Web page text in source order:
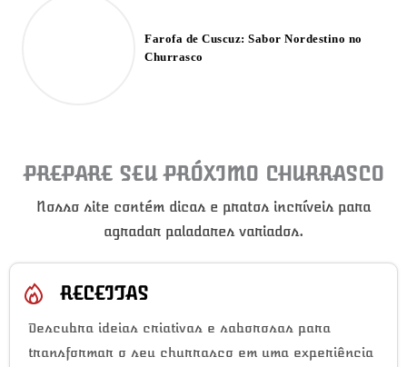
Farofa de Cuscuz: Sabor Nordestino no
Churrasco
PREPARE SEU PRÓXIMO CHURRASCO
Nosso site contém dicas e pratos incríveis para
agradar paladares variados.
RECEITAS
Descubra ideias criativas e saborosas para
transformar o seu churrasco em uma experiência